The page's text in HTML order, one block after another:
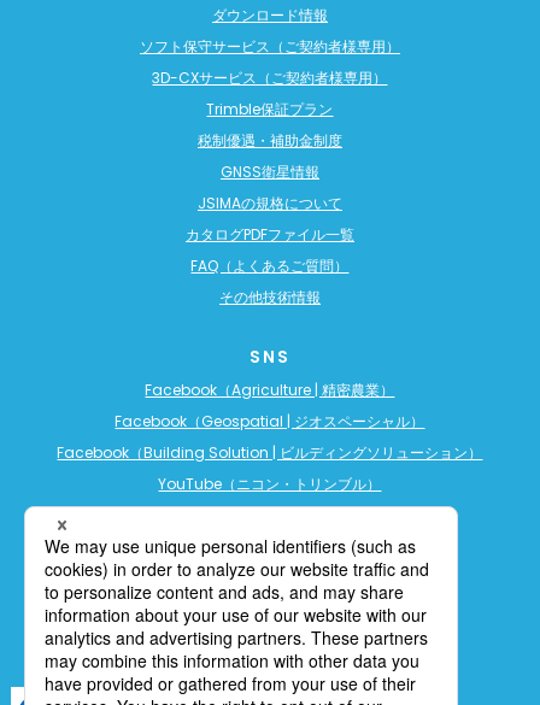
ダウンロード情報
ソフト保守サービス（ご契約者様専用）
3D-CXサービス（ご契約者様専用）
Trimble保証プラン
税制優遇・補助金制度
GNSS衛星情報
JSIMAの規格について
カタログPDFファイル一覧
FAQ（よくあるご質問）
その他技術情報
SNS
Facebook（Agriculture | 精密農業）
Facebook（Geospatial | ジオスペーシャル）
Facebook（Building Solution | ビルディングソリューション）
YouTube（ニコン・トリンブル）
YouTube（ビルディングソリューション）
LINE公式アカウント（精密農業）